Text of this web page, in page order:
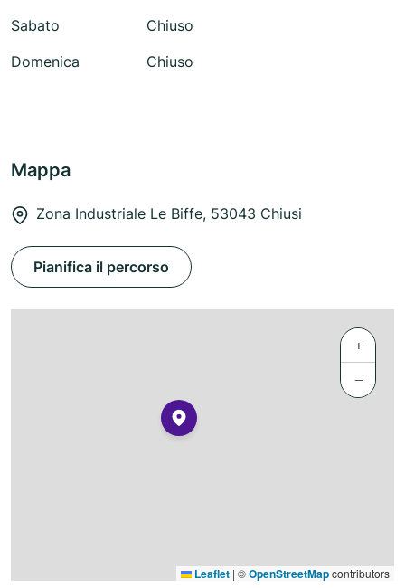
Sabato
Chiuso
Domenica
Chiuso
Mappa
Zona Industriale Le Biffe, 53043 Chiusi
Pianifica il percorso
+
−
Leaflet | ©OpenStreetMapcontributors